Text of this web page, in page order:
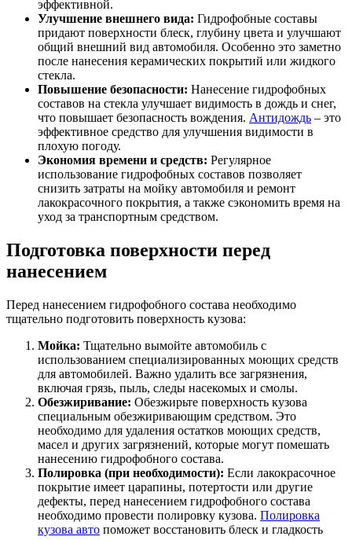
эффективной.
Улучшение внешнего вида: Гидрофобные составы
придают поверхности блеск, глубину цвета и улучшают
общий внешний вид автомобиля. Особенно это заметно
после нанесения керамических покрытий или жидкого
стекла.
Повышение безопасности: Нанесение гидрофобных
составов на стекла улучшает видимость в дождь и снег,
что повышает безопасность вождения. Антидождь – это
эффективное средство для улучшения видимости в
плохую погоду.
Экономия времени и средств: Регулярное
использование гидрофобных составов позволяет
снизить затраты на мойку автомобиля и ремонт
лакокрасочного покрытия, а также сэкономить время на
уход за транспортным средством.
Подготовка поверхности перед
нанесением
Перед нанесением гидрофобного состава необходимо
тщательно подготовить поверхность кузова:
Мойка: Тщательно вымойте автомобиль с
использованием специализированных моющих средств
для автомобилей. Важно удалить все загрязнения,
включая грязь, пыль, следы насекомых и смолы.
Обезжиривание: Обезжирьте поверхность кузова
специальным обезжиривающим средством. Это
необходимо для удаления остатков моющих средств,
масел и других загрязнений, которые могут помешать
нанесению гидрофобного состава.
Полировка (при необходимости): Если лакокрасочное
покрытие имеет царапины, потертости или другие
дефекты, перед нанесением гидрофобного состава
необходимо провести полировку кузова. Полировка
кузова авто поможет восстановить блеск и гладкость